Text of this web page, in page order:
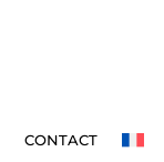
CONTACT